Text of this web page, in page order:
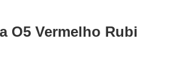
O5 Vermelho Rubi